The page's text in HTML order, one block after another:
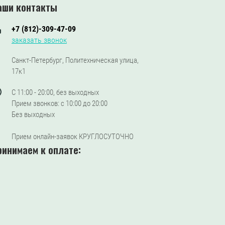
контакты
+7 (812)-309-47-09
заказать звонок
Санкт-Петербург, Политехническая улица,
17к1
С 11:00 - 20:00, без выходных
Прием звонков: с 10:00 до 20:00
Без выходных
Прием онлайн-заявок КРУГЛОСУТОЧНО
к оплате: